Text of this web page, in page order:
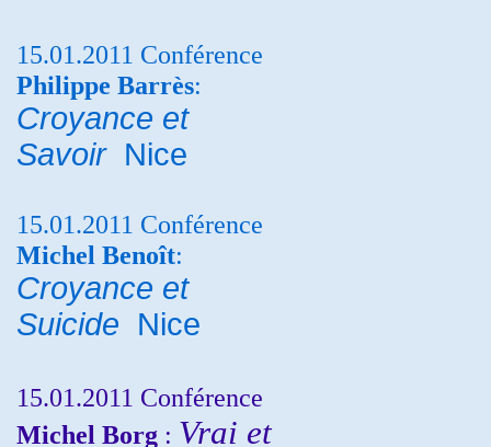
15.01.2011 Conférence
Philippe Barrès:
Croyance et
Savoir Nice
15.01.2011 Conférence
Michel Benoît:
Croyance et
Suicide Nice
15.01.2011 Conférence
Michel Borg : Vrai et